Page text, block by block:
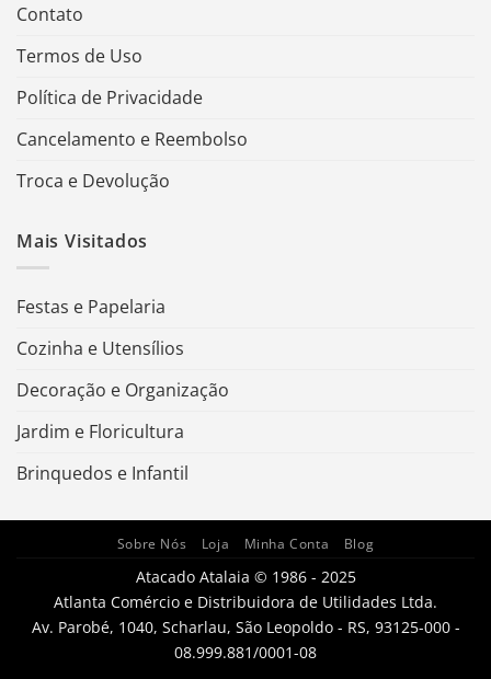
Contato
Termos de Uso
Política de Privacidade
Cancelamento e Reembolso
Troca e Devolução
Mais Visitados
Festas e Papelaria
Cozinha e Utensílios
Decoração e Organização
Jardim e Floricultura
Brinquedos e Infantil
Sobre Nós Loja Minha Conta Blog
Atacado Atalaia © 1986 - 2025
Atlanta Comércio e Distribuidora de Utilidades Ltda.
Av. Parobé, 1040, Scharlau, São Leopoldo - RS, 93125-000 -
08.999.881/0001-08